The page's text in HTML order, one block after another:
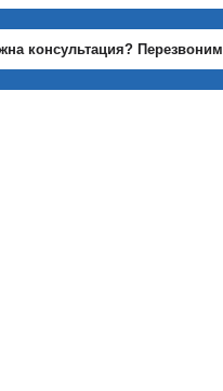
консультация? Перезвоним